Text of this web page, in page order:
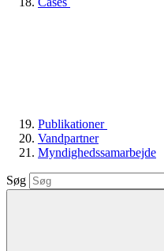
Publikationer
Vandpartner
Myndighedssamarbejde
Søg